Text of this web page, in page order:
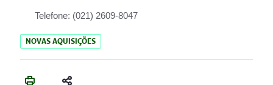
Telefone: (021) 2609-8047
NOVAS AQUISIÇÕES